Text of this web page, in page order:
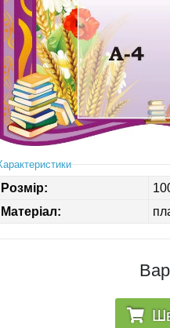
Розмір:
Матеріал: